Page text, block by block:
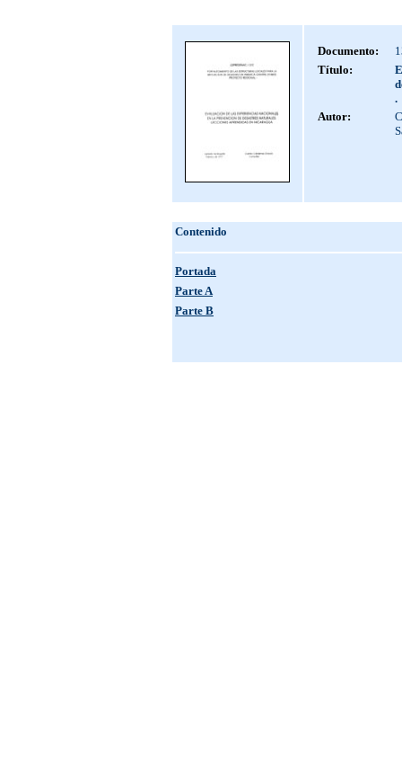
Documento:
Título:
.
Autor:
Contenido
Portada
Parte A
Parte B